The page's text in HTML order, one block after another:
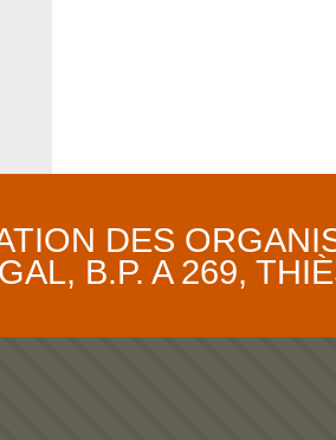
DES
B.P. A 269,